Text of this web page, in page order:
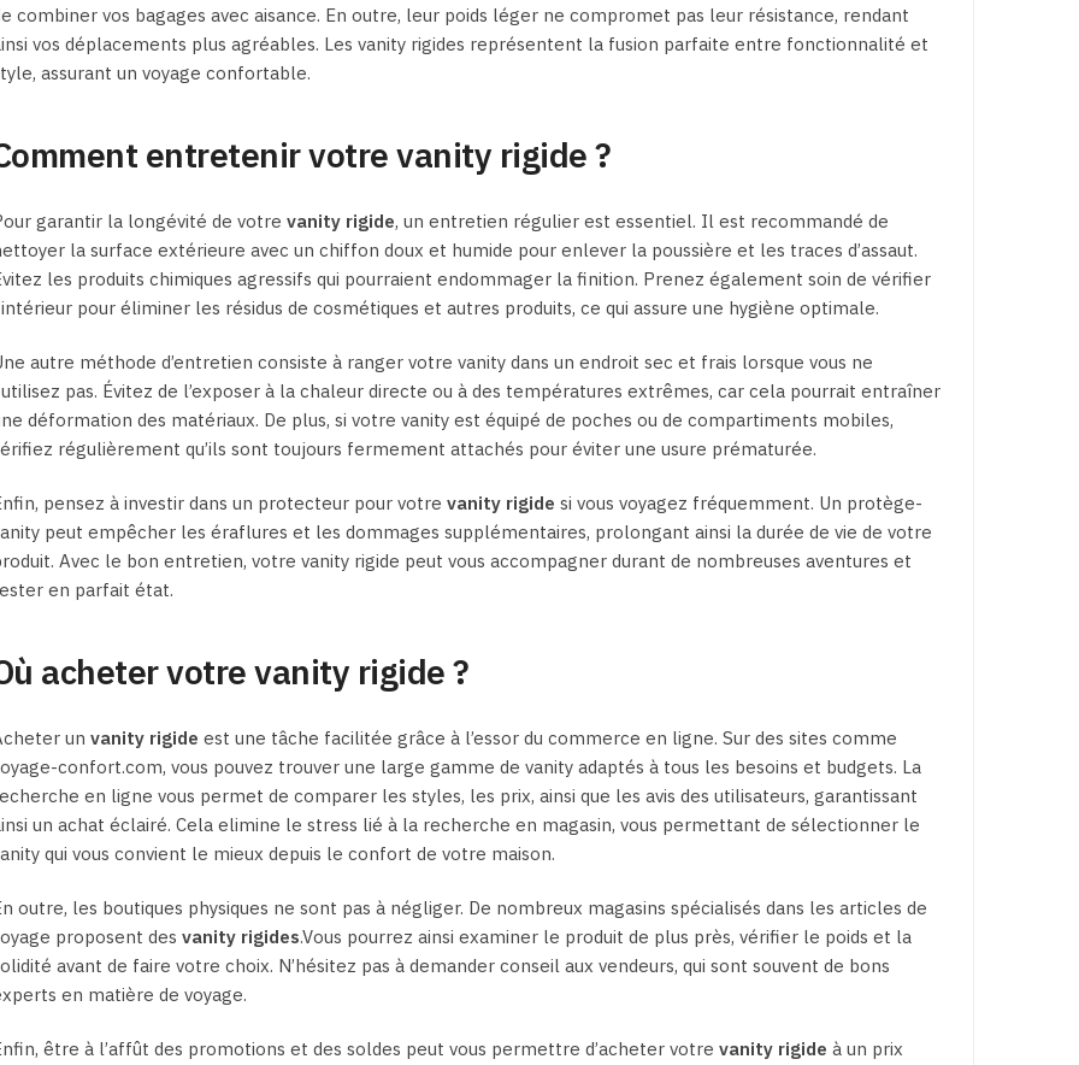
combiner vos bagages avec aisance. En outre, leur poids léger ne compromet pas leur résistance, rendant
vos déplacements plus agréables. Les vanity rigides représentent la fusion parfaite entre fonctionnalité et
assurant un voyage confortable.
entretenir votre vanity rigide ?
garantir la longévité de votre vanity rigide, un entretien régulier est essentiel. Il est recommandé de
la surface extérieure avec un chiffon doux et humide pour enlever la poussière et les traces d’assaut.
les produits chimiques agressifs qui pourraient endommager la finition. Prenez également soin de vérifier
pour éliminer les résidus de cosmétiques et autres produits, ce qui assure une hygiène optimale.
autre méthode d’entretien consiste à ranger votre vanity dans un endroit sec et frais lorsque vous ne
pas. Évitez de l’exposer à la chaleur directe ou à des températures extrêmes, car cela pourrait entraîner
déformation des matériaux. De plus, si votre vanity est équipé de poches ou de compartiments mobiles,
régulièrement qu’ils sont toujours fermement attachés pour éviter une usure prématurée.
pensez à investir dans un protecteur pour votre vanity rigide si vous voyagez fréquemment. Un protège-
peut empêcher les éraflures et les dommages supplémentaires, prolongant ainsi la durée de vie de votre
Avec le bon entretien, votre vanity rigide peut vous accompagner durant de nombreuses aventures et
en parfait état.
acheter votre vanity rigide ?
un vanity rigide est une tâche facilitée grâce à l’essor du commerce en ligne. Sur des sites comme
confort.com, vous pouvez trouver une large gamme de vanity adaptés à tous les besoins et budgets. La
en ligne vous permet de comparer les styles, les prix, ainsi que les avis des utilisateurs, garantissant
un achat éclairé. Cela elimine le stress lié à la recherche en magasin, vous permettant de sélectionner le
qui vous convient le mieux depuis le confort de votre maison.
outre, les boutiques physiques ne sont pas à négliger. De nombreux magasins spécialisés dans les articles de
proposent des vanity rigides.Vous pourrez ainsi examiner le produit de plus près, vérifier le poids et la
avant de faire votre choix. N’hésitez pas à demander conseil aux vendeurs, qui sont souvent de bons
en matière de voyage.
être à l’affût des promotions et des soldes peut vous permettre d’acheter votre vanity rigide à un prix